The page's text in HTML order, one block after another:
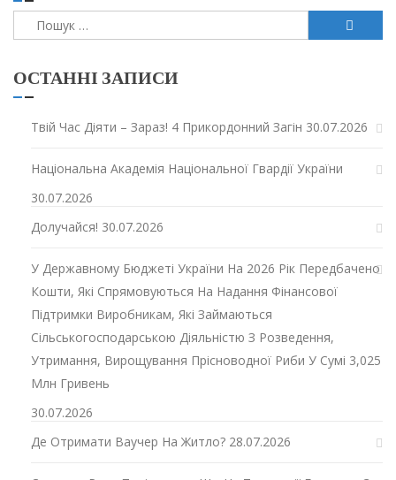
Пошук:
ОСТАННІ ЗАПИСИ
Твій Час Діяти – Зараз! 4 Прикордонний Загін 30.07.2026
Національна Академія Національної Гвардії України
30.07.2026
Долучайся! 30.07.2026
У Державному Бюджеті України На 2026 Рік Передбачено
Кошти, Які Спрямовуються На Надання Фінансової
Підтримки Виробникам, Які Займаються
Сільськогосподарською Діяльністю З Розведення,
Утримання, Вирощування Прісноводної Риби У Сумі 3,025
Млн Гривень
30.07.2026
Де Отримати Ваучер На Житло? 28.07.2026